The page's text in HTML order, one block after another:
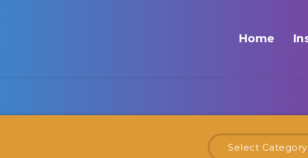
Home
Select Category